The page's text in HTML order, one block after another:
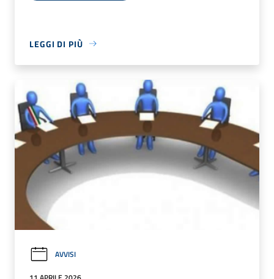
LEGGI DI PIÙ
AVVISI